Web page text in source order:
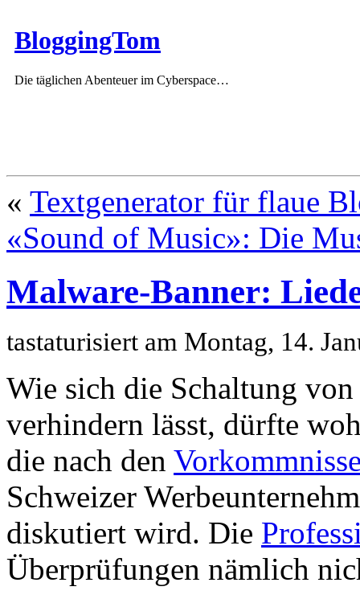
BloggingTom
Die täglichen Abenteuer im Cyberspace…
« Textgenerator für flaue
«Sound of Music»: Die
Malware-Banner:
tastaturisiert am Montag, 14.
Wie sich die Schaltung
verhindern lässt, dürfte
die nach den
Schweizer
diskutiert wird. Die
Überprüfungen nämlich